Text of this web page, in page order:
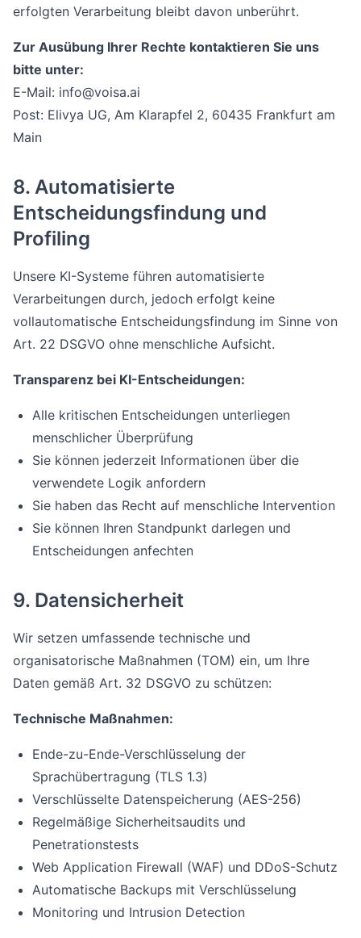
erfolgten Verarbeitung bleibt davon unberührt.
Zur Ausübung Ihrer Rechte kontaktieren Sie uns
bitte unter:
E-Mail: info@voisa.ai
Post: Elivya UG, Am Klarapfel 2, 60435 Frankfurt am
Main
8. Automatisierte
Entscheidungsfindung und
Profiling
Unsere KI-Systeme führen automatisierte
Verarbeitungen durch, jedoch erfolgt keine
vollautomatische Entscheidungsfindung im Sinne von
Art. 22 DSGVO ohne menschliche Aufsicht.
Transparenz bei KI-Entscheidungen:
Alle kritischen Entscheidungen unterliegen
menschlicher Überprüfung
Sie können jederzeit Informationen über die
verwendete Logik anfordern
Sie haben das Recht auf menschliche Intervention
Sie können Ihren Standpunkt darlegen und
Entscheidungen anfechten
9. Datensicherheit
Wir setzen umfassende technische und
organisatorische Maßnahmen (TOM) ein, um Ihre
Daten gemäß Art. 32 DSGVO zu schützen:
Technische Maßnahmen:
Ende-zu-Ende-Verschlüsselung der
Sprachübertragung (TLS 1.3)
Verschlüsselte Datenspeicherung (AES-256)
Regelmäßige Sicherheitsaudits und
Penetrationstests
Web Application Firewall (WAF) und DDoS-Schutz
Automatische Backups mit Verschlüsselung
Monitoring und Intrusion Detection